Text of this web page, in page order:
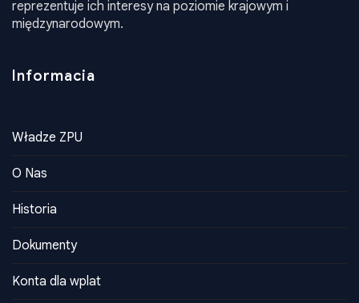
reprezentuje ich interesy na poziomie krajowym i
międzynarodowym.
Informacia
Władze ZPU
O Nas
Historia
Dokumenty
Konta dla wplat